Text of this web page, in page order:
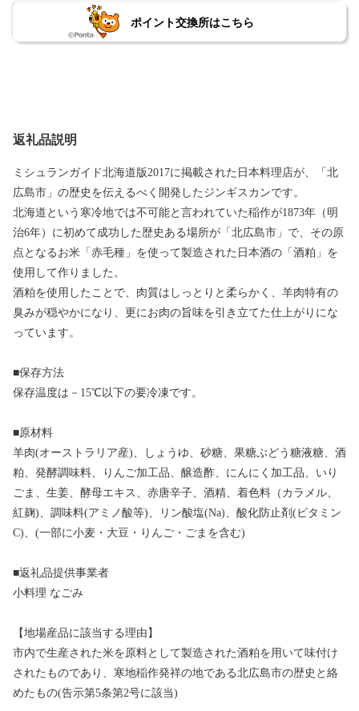
ポイント交換所はこちら
返礼品説明
ミシュランガイド北海道版2017に掲載された日本料理店が、「北
広島市」の歴史を伝えるべく開発したジンギスカンです。
北海道という寒冷地では不可能と言われていた稲作が1873年（明
治6年）に初めて成功した歴史ある場所が「北広島市」で、その原
点となるお米「赤毛種」を使って製造された日本酒の「酒粕」を
使用して作りました。
酒粕を使用したことで、肉質はしっとりと柔らかく、羊肉特有の
臭みが穏やかになり、更にお肉の旨味を引き立てた仕上がりにな
っています。
■保存方法
保存温度は－15℃以下の要冷凍です。
■原材料
羊肉(オーストラリア産)、しょうゆ、砂糖、果糖ぶどう糖液糖、酒
粕、発酵調味料、りんご加工品、醸造酢、にんにく加工品、いり
ごま、生姜、酵母エキス、赤唐辛子、酒精、着色料（カラメル、
紅麹)、調味料(アミノ酸等)、リン酸塩(Na)、酸化防止剤(ビタミン
C)、(一部に小麦・大豆・りんご・ごまを含む)
■返礼品提供事業者
小料理 なごみ
【地場産品に該当する理由】
市内で生産された米を原料として製造された酒粕を用いて味付け
されたものであり、寒地稲作発祥の地である北広島市の歴史と絡
めたもの(告示第5条第2号に該当)